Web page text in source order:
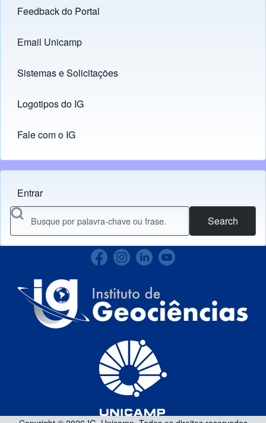
Footer menu
Feedback do Portal
Links
Email Unicamp
(opens in new tab)
Sistemas e Solicitações
(opens in new tab)
Logotipos do IG
(opens in new tab)
Fale com o IG
Menu do usuário
Entrar
Search